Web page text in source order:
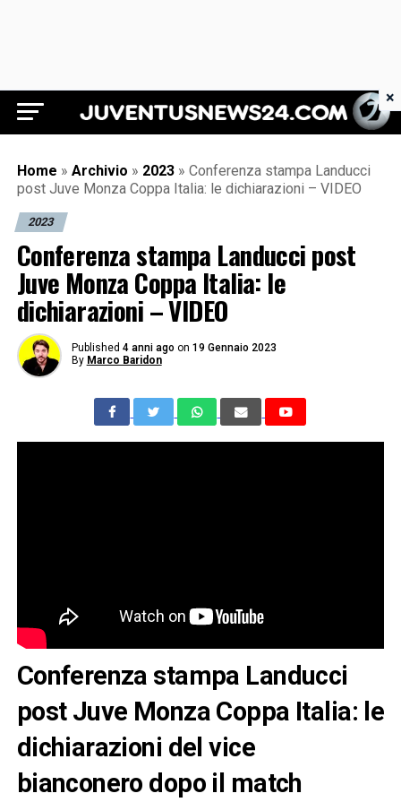
Juventus News 24
Home » Archivio » 2023 » Conferenza stampa Landucci
post Juve Monza Coppa Italia: le dichiarazioni – VIDEO
2023
Conferenza stampa Landucci post
Juve Monza Coppa Italia: le
dichiarazioni – VIDEO
Published 4 anni ago on 19 Gennaio 2023
By Marco Baridon
Conferenza stampa Landucci
post Juve Monza Coppa Italia: le
dichiarazioni del vice
bianconero dopo il match
×